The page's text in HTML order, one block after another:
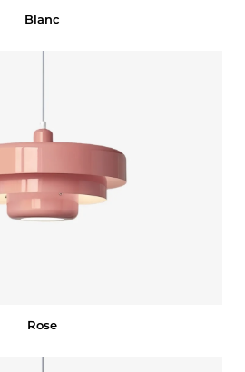
Blanc
Rose